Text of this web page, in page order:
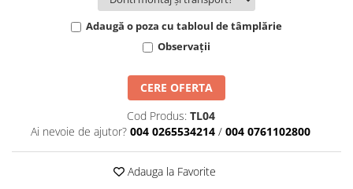
Adaugă o poza cu tabloul de tâmplărie
Observații
CERE OFERTA
Cod Produs: TL04
Ai nevoie de ajutor? 004 0265534214 / 004 0761102800
Adauga la Favorite